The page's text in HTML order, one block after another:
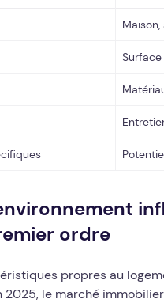
ordre
propres au
2025, le marché